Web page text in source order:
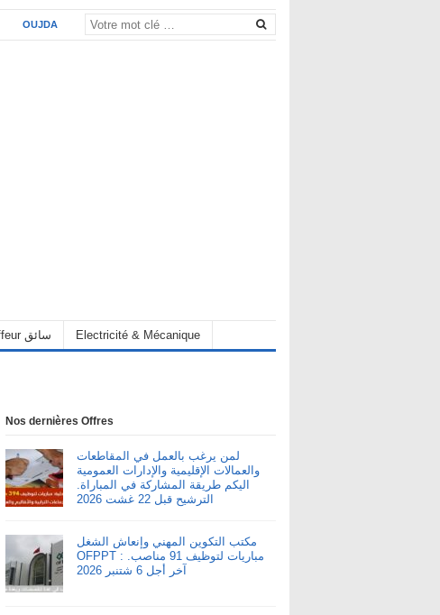
OUJDA
Chauffeur سائق Electricité & Mécanique
Nos dernières Offres
لمن يرغب بالعمل في المقاطعات
والعمالات الإقليمية والإدارات العمومية
اليكم طريقة المشاركة في المباراة.
الترشيح قبل 22 غشت 2026
مكتب التكوين المهني وإنعاش الشغل
OFPPT : مباريات لتوظيف 91 مناصب.
آخر أجل 6 شتنبر 2026